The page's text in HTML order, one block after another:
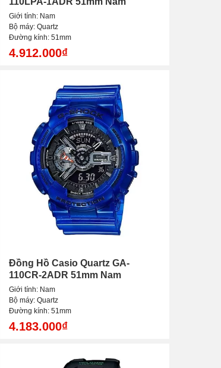
Giới tính: Nam
Bộ máy: Quartz
Đường kính: 51mm
4.912.000₫
Đồng Hồ Casio Quartz GA-
110CR-2ADR 51mm Nam
Giới tính: Nam
Bộ máy: Quartz
Đường kính: 51mm
4.183.000₫